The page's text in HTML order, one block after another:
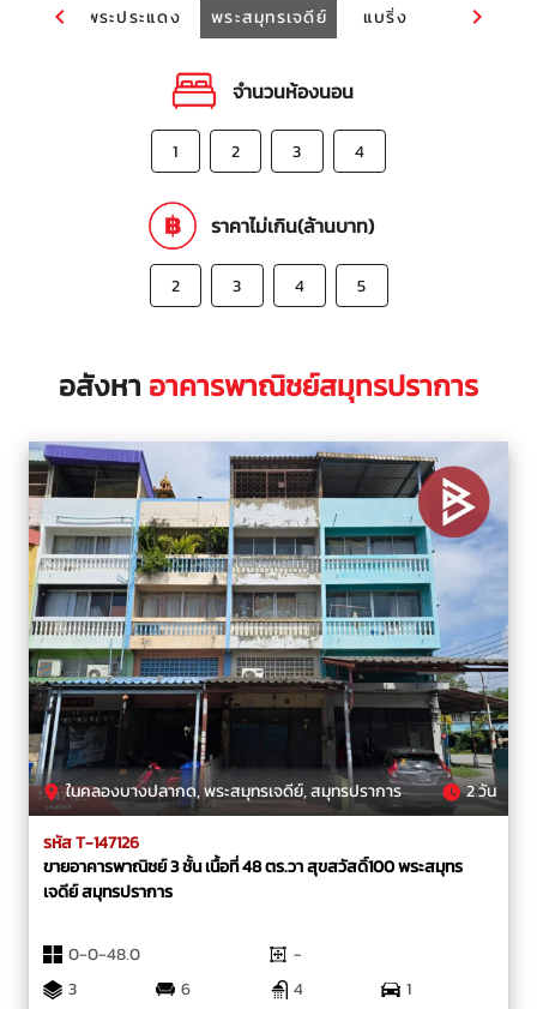
พระประแดง พระสมุทรเจดีย์ แบริ่ง ลาซาล
จำนวนห้องนอน
1 2 3 4
ราคาไม่เกิน(ล้านบาท)
2 3 4 5
อสังหา อาคารพาณิชย์สมุทรปราการ
ในคลองบางปลากด, พระสมุทรเจดีย์, สมุทรปราการ 2 วัน
รหัส T-147126
ขายอาคารพาณิชย์ 3 ชั้น เนื้อที่ 48 ตร.วา สุขสวัสดิ์100 พระสมุทร
เจดีย์ สมุทรปราการ
0-0-48.0
-
3
6 4 1